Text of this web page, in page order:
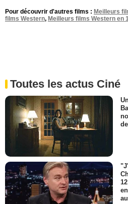
Pour découvrir d'autres films : Meilleurs
films Western, Meilleurs films Western en
Toutes les actus Ciné